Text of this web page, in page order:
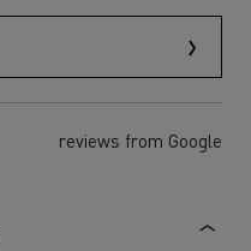
reviews from Google